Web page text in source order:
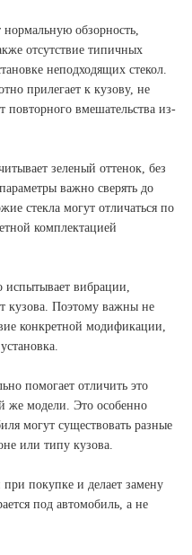
нормальную обзорность,
отсутствие типичных
неподходящих стекол.
прилегает к кузову, не
повторного вмешательства из-
зеленый оттенок, без
важно сверять до
стекла могут отличаться по
комплектацией
испытывает вибрации,
кузова. Поэтому важны не
конкретной модификации,
помогает отличить это
же модели. Это особенно
могут существовать разные
или типу кузова.
покупке и делает замену
под автомобиль, а не